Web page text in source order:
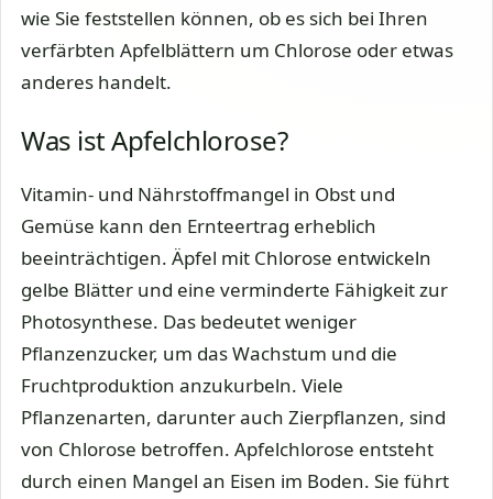
wie Sie feststellen können, ob es sich bei Ihren
verfärbten Apfelblättern um Chlorose oder etwas
anderes handelt.
Was ist Apfelchlorose?
Vitamin- und Nährstoffmangel in Obst und
Gemüse kann den Ernteertrag erheblich
beeinträchtigen. Äpfel mit Chlorose entwickeln
gelbe Blätter und eine verminderte Fähigkeit zur
Photosynthese. Das bedeutet weniger
Pflanzenzucker, um das Wachstum und die
Fruchtproduktion anzukurbeln. Viele
Pflanzenarten, darunter auch Zierpflanzen, sind
von Chlorose betroffen. Apfelchlorose entsteht
durch einen Mangel an Eisen im Boden. Sie führt